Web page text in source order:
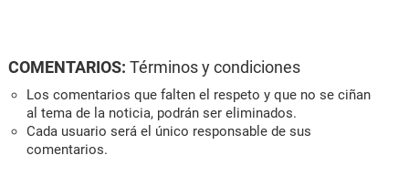
COMENTARIOS: Términos y condiciones
Los comentarios que falten el respeto y que no se ciñan
al tema de la noticia, podrán ser eliminados.
Cada usuario será el único responsable de sus
comentarios.